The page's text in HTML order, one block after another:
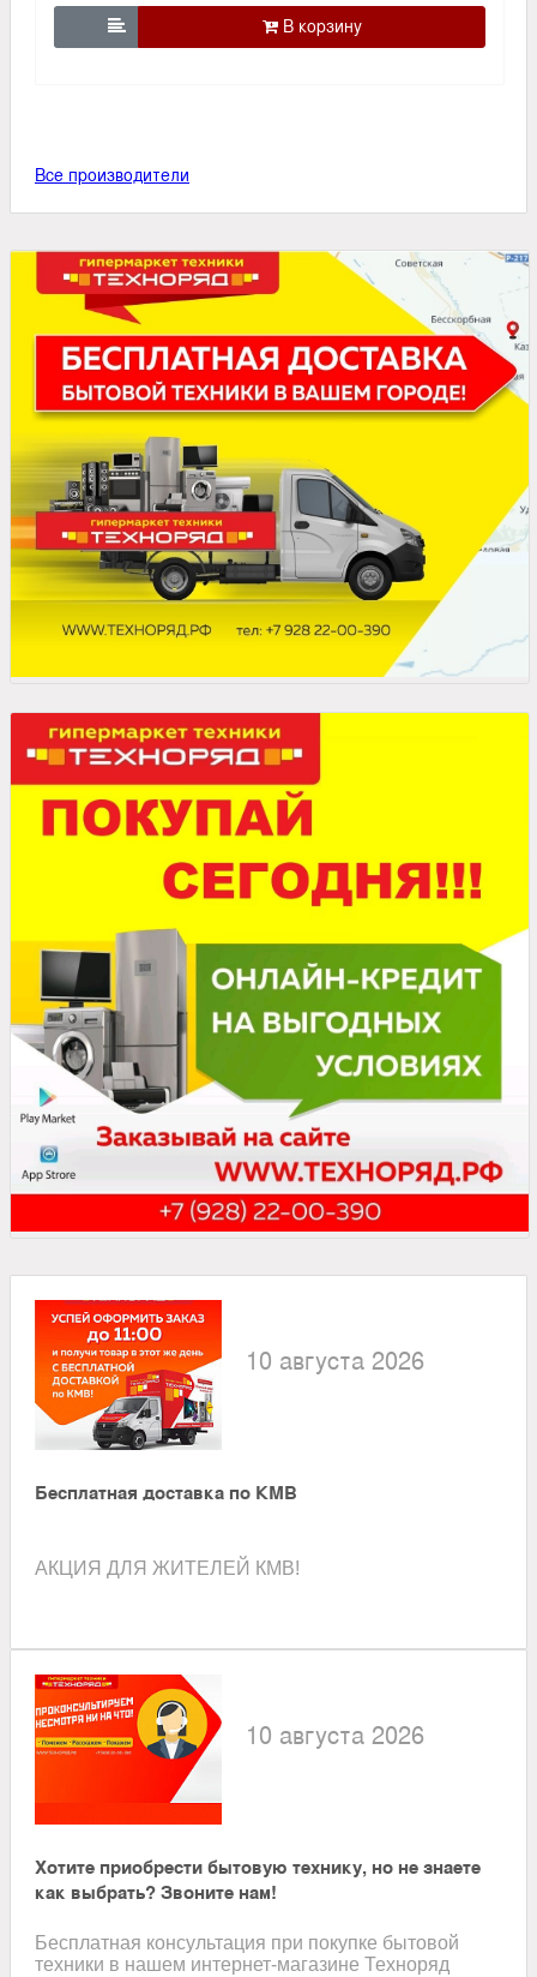

Все производители
10 августа 2026
Бесплатная доставка по КМВ
АКЦИЯ ДЛЯ ЖИТЕЛЕЙ КМВ!
10 августа 2026
Хотите приобрести бытовую технику, но не знаете
как выбрать? Звоните нам!
Бесплатная консультация при покупке бытовой
техники в нашем интернет-магазине Техноряд